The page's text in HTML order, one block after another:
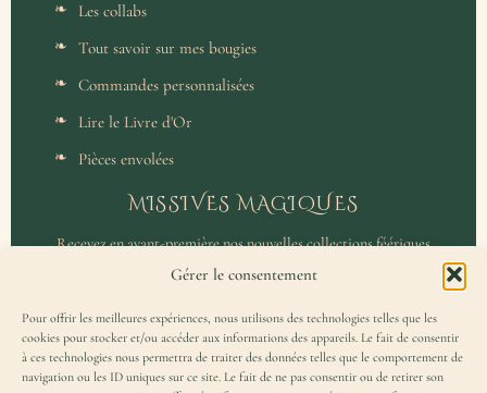
Gérer le consentement
Pour offrir les meilleures expériences, nous utilisons des technologies telles que les
cookies pour stocker et/ou accéder aux informations des appareils. Le fait de consentir
à ces technologies nous permettra de traiter des données telles que le comportement de
navigation ou les ID uniques sur ce site. Le fait de ne pas consentir ou de retirer son
Les collabs
Tout savoir sur mes bougies
Commandes personnalisées
Lire le Livre d'Or
Pièces envolées
MISSIVES MAGIQUES
Recevez en avant-première nos nouvelles collections féériques
et un accès privilégié aux coulisses de l'atelier.